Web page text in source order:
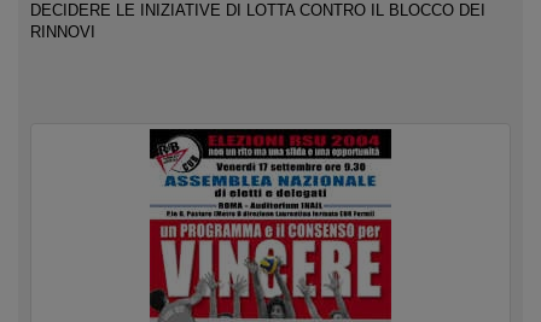
DECIDERE LE INIZIATIVE DI LOTTA CONTRO IL BLOCCO DEI
RINNOVI